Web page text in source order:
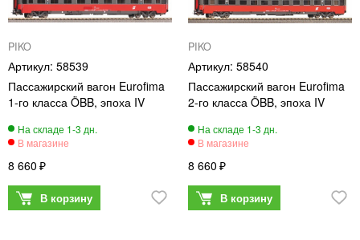
PIKO
58539
Пассажирский вагон Eurofima
1-го класса ÖBB, эпоха IV
8 660
PIKO
58540
Пассажирский вагон Eurofima
2-го класса ÖBB, эпоха IV
8 660